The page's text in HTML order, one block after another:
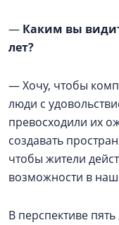
— Каким вы
лет?
— Хочу, чтобы
люди с
превосходили их
создавать
чтобы жители
возможности в
В перспективе